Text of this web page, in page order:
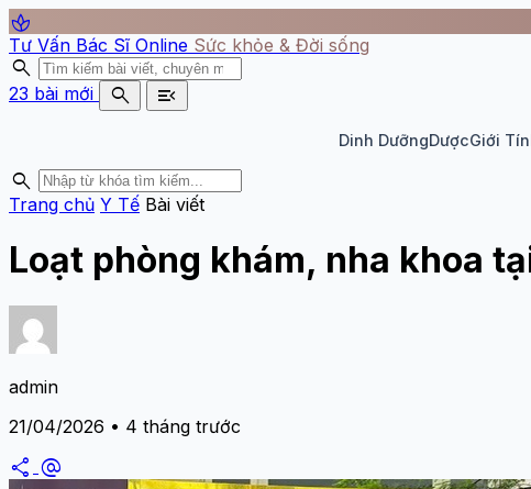
spa
Tư Vấn Bác Sĩ Online Sức khỏe & Đời sống
search
23 bài mới search menu_open
Dinh DưỡngDượcGiới
search
Trang chủ Y Tế Bài viết
Loạt phòng khám, nha khoa
admin
21/04/2026 • 4 tháng trước
share alternate_email